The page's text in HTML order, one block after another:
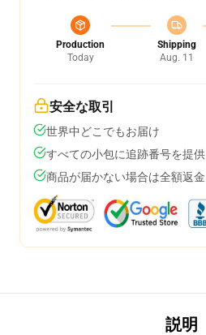
Production
Today
Shipping
Aug. 11
安全な取引
世界中どこでもお届け
すべての小包に追跡番号を提供
商品が届かない場合は全額返金
説明